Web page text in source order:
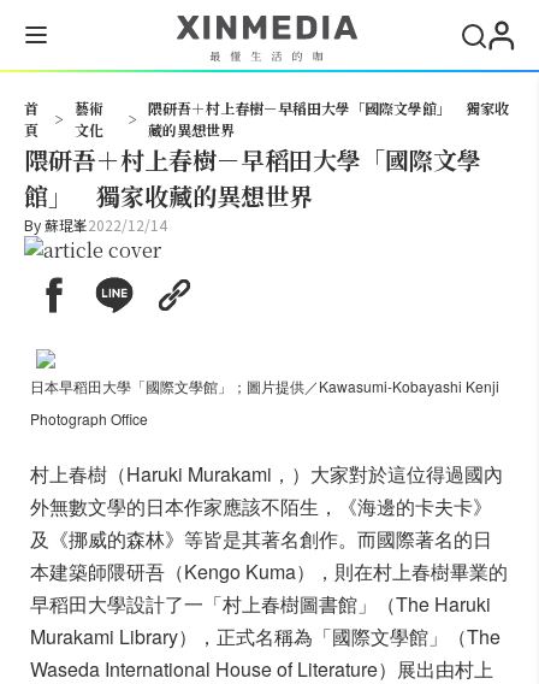
首
頁
>
藝術
文化
>
隈研吾＋村上春樹－早稻田大學「國際文學館」 獨家收
藏的異想世界
隈研吾＋村上春樹－早稻田大學「國際文學
館」 獨家收藏的異想世界
By蘇琨峯2022/12/14
日本早稻田大學「國際文學館」；圖片提供／Kawasumi-Kobayashi Kenji
Photograph Office
村上春樹（Haruki Murakami，）大家對於這位得過國內
外無數文學的日本作家應該不陌生，《海邊的卡夫卡》
及《挪威的森林》等皆是其著名創作。而國際著名的日
本建築師隈研吾（Kengo Kuma），則在村上春樹畢業的
早稻田大學設計了一「村上春樹圖書館」（The Haruki
Murakami Library），正式名稱為「國際文學館」（The
Waseda International House of Literature）展出由村上